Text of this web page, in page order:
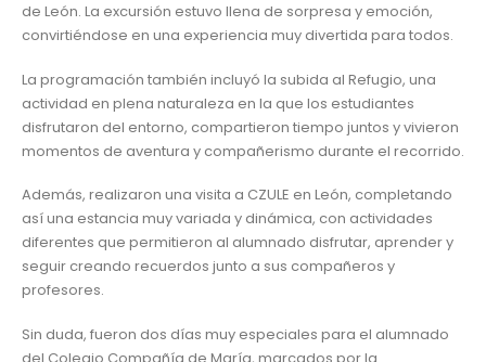
de León. La excursión estuvo llena de sorpresa y emoción,
convirtiéndose en una experiencia muy divertida para todos.
La programación también incluyó la subida al Refugio, una
actividad en plena naturaleza en la que los estudiantes
disfrutaron del entorno, compartieron tiempo juntos y vivieron
momentos de aventura y compañerismo durante el recorrido.
Además, realizaron una visita a CZULE en León, completando
así una estancia muy variada y dinámica, con actividades
diferentes que permitieron al alumnado disfrutar, aprender y
seguir creando recuerdos junto a sus compañeros y
profesores.
Sin duda, fueron dos días muy especiales para el alumnado